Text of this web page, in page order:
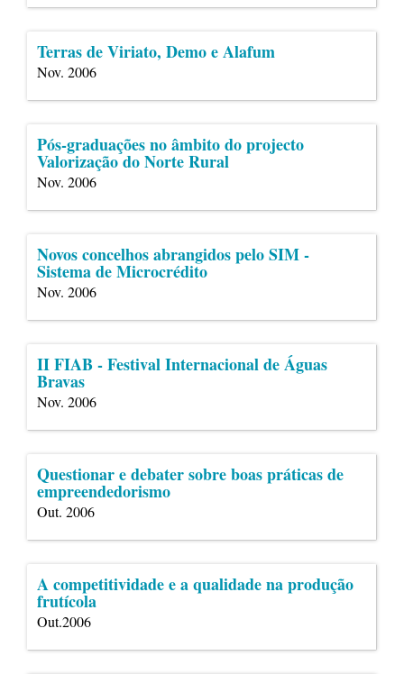
Terras de Viriato, Demo e Alafum
Nov. 2006
Pós-graduações no âmbito do projecto
Valorização do Norte Rural
Nov. 2006
Novos concelhos abrangidos pelo SIM -
Sistema de Microcrédito
Nov. 2006
II FIAB - Festival Internacional de Águas
Bravas
Nov. 2006
Questionar e debater sobre boas práticas de
empreendedorismo
Out. 2006
A competitividade e a qualidade na produção
frutícola
Out.2006